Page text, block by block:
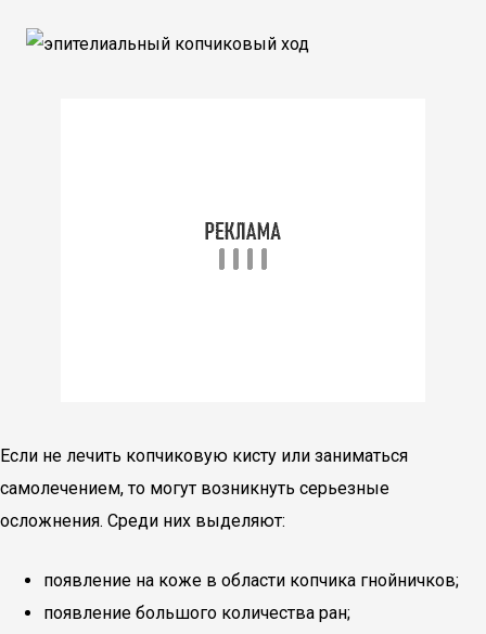
Если не лечить копчиковую кисту или заниматься
самолечением, то могут возникнуть серьезные
осложнения. Среди них выделяют:
появление на коже в области копчика гнойничков;
появление большого количества ран;